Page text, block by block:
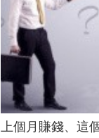
上個月賺錢、這